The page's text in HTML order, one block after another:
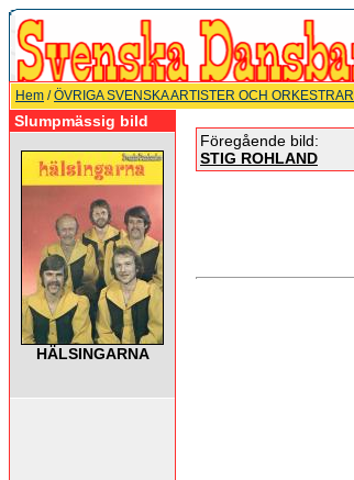
Hem /ÖVRIGA SVENSKA ARTISTER OCH ORKESTRAR
Slumpmässig bild
HÄLSINGARNA
Föregående bild:
STIG ROHLAND